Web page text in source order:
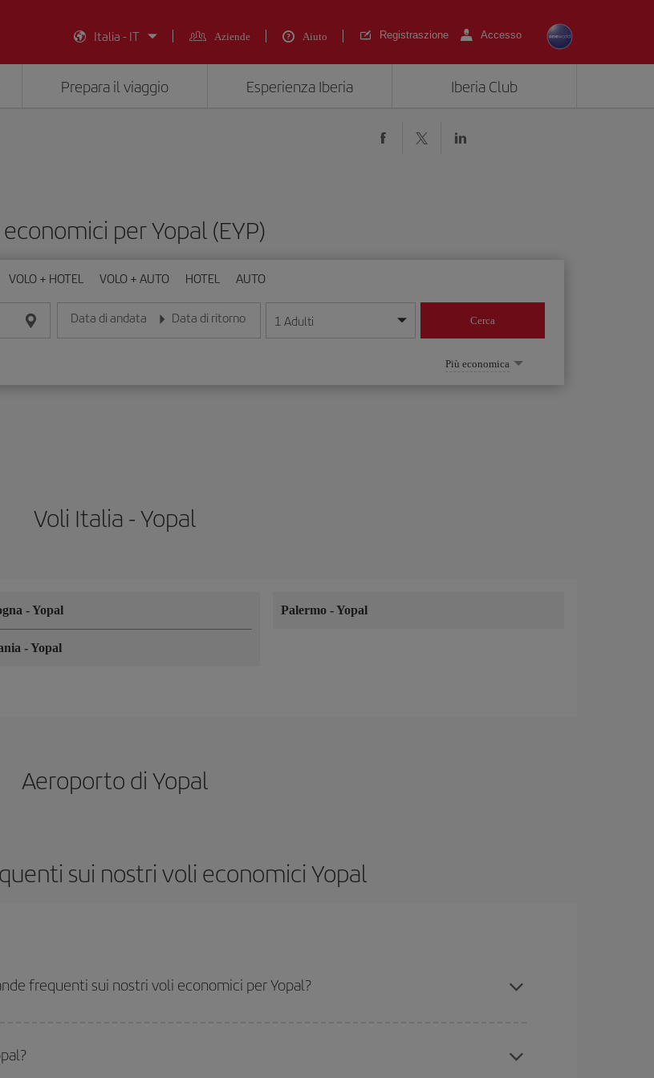
Italia - IT
Aziende Aiuto Registraszione Accesso
Prepara il viaggio Esperienza Iberia Iberia Club
per Yopal (EYP)
VOLO + HOTEL VOLO + AUTO HOTEL AUTO
Data di andata
Inserisci la data nel formato giorno/mese/anno
Data di ritorno
Inserisci la data nel formato giorno/mese/anno
1 Adulti Cerca
Più economica
Voli Italia - Yopal
-Yopal
-Yopal
Palermo-Yopal
Aeroporto di Yopal
sui nostri voli economici Yopal
frequenti sui nostri voli economici per Yopal?
tuo viaggio, dai un'occhiata alle nostre offerte e lasciati ispirare: troverai sicuramente il volo più economico.